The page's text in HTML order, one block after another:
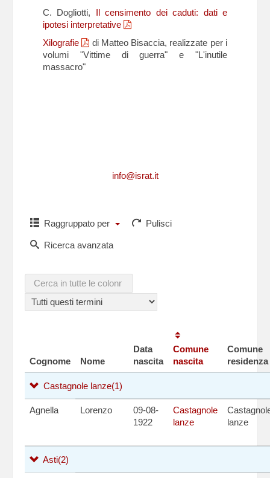
C. Dogliotti, Il censimento dei caduti: dati e
ipotesi interpretative
Xilografie
di Matteo Bisaccia, realizzate per i
volumi "Vittime di guerra" e "L'inutile
massacro"
info@israt.it
Raggruppato per Pulisci
Ricerca avanzata
Cognome Nome
Data
nascita
Comune
nascita
Comune
residenza
Castagnole lanze(1)
Agnella Lorenzo
09-08-
1922
Castagnole
lanze
lanze
Asti(2)